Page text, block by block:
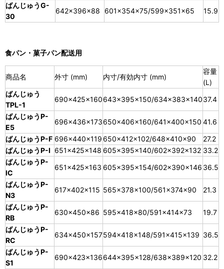
ばんじゅうG-
30
642×396×88 601×354×75/599×351×65 15.9
食パン・菓子パン配送用
商品名 外寸 (mm) 内寸/有効内寸 (mm)
容量
(L)
ばんじゅう
TPL-1
690×425×160643×395×150/634×383×14037.4
ばんじゅうP-
E5
696×436×173650×406×160/641×400×150 41.6
ばんじゅうP-F 696×440×119 650×412×102/648×410×90
27.2
ばんじゅうP-I 651×425×148 605×395×140/602×392×132 33.2
ばんじゅうP-
IC
651×425×163 605×395×154/602×390×146 36.5
ばんじゅうP-
N3
617×402×115 565×378×100/561×374×90
21.3
ばんじゅうP-
RB
630×450×86 595×418×80/591×414×73
19.7
ばんじゅうP-
RC
634×450×157594×418×148/591×415×139 36.5
ばんじゅうP-
S1
690×423×136644×395×128/638×389×120 32.2